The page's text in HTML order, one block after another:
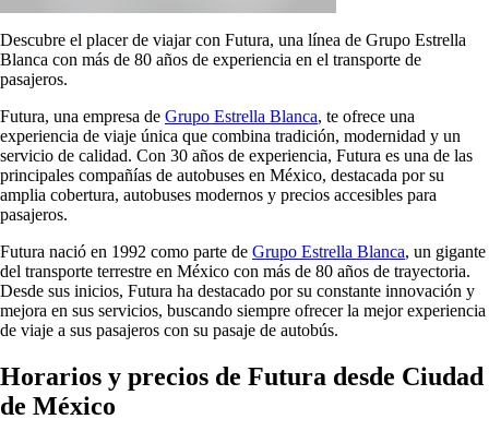
Descubre el placer de viajar con Futura, una línea de Grupo Estrella
Blanca con más de 80 años de experiencia en el transporte de
pasajeros.
Futura, una empresa de Grupo Estrella Blanca, te ofrece una
experiencia de viaje única que combina tradición, modernidad y un
servicio de calidad. Con 30 años de experiencia, Futura es una de las
principales compañías de autobuses en México, destacada por su
amplia cobertura, autobuses modernos y precios accesibles para
pasajeros.
Futura nació en 1992 como parte de Grupo Estrella Blanca, un gigante
del transporte terrestre en México con más de 80 años de trayectoria.
Desde sus inicios, Futura ha destacado por su constante innovación y
mejora en sus servicios, buscando siempre ofrecer la mejor experiencia
de viaje a sus pasajeros con su pasaje de autobús.
Horarios y precios de Futura desde Ciudad
de México